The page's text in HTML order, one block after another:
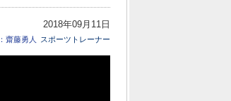
2018年09月11日
齋藤勇人 スポーツトレーナー